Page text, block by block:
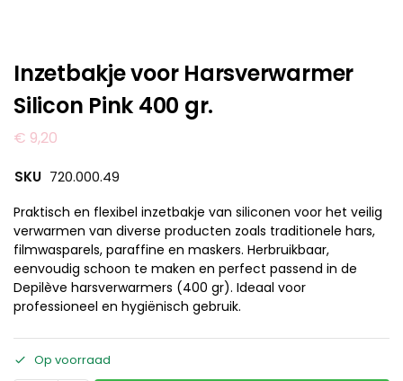
Inzetbakje voor Harsverwarmer
Silicon Pink 400 gr.
€ 9,20
SKU 720.000.49
Praktisch en flexibel inzetbakje van siliconen voor het veilig
verwarmen van diverse producten zoals traditionele hars,
filmwasparels, paraffine en maskers. Herbruikbaar,
eenvoudig schoon te maken en perfect passend in de
Depilève harsverwarmers (400 gr). Ideaal voor
professioneel en hygiënisch gebruik.
Op voorraad